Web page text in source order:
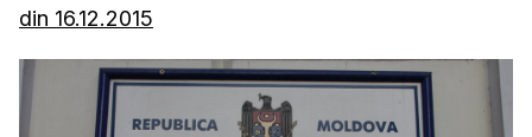
din 16.12.2015